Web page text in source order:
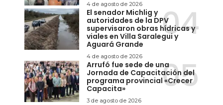
4 de agosto de 2026
El senador Michlig y
autoridades de la DPV
supervisaron obras hídricas y
viales en Villa Saralegui y
Aguará Grande
4 de agosto de 2026
Arrufó fue sede de una
Jornada de Capacitación del
programa provincial «Crecer
Capacita»
3 de agosto de 2026